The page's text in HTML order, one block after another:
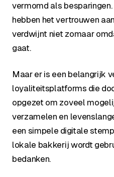
vermomd als
hebben het vertrouwen
verdwijnt niet zomaar
gaat.
Maar er is een belangrijk
loyaliteitsplatforms die
opgezet om zoveel
verzamelen en
een simpele digitale
lokale bakkerij wordt
bedanken.